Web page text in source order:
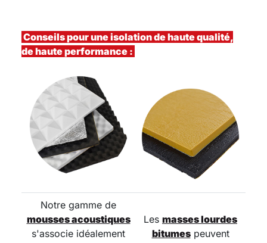
Conseils pour une isolation de haute qualité,
de haute performance :
Notre gamme de
mousses acoustiques
s'associe idéalement
Les masses lourdes
bitumespeuvent